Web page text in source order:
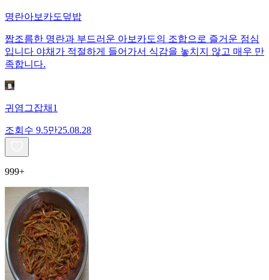
명란아보카도덮밥
짭조름한 명란과 부드러운 아보카도의 조합으로 즐거운 점심
입니다 야채가 적절하게 들어가서 식감을 놓치지 않고 매우 만
족합니다.
귀염그잡채1
조회수 9.5만25.08.28
999+